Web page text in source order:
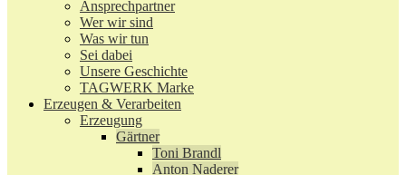
Ansprechpartner
Wer wir sind
Was wir tun
Sei dabei
Unsere Geschichte
TAGWERK Marke
Erzeugen & Verarbeiten
Erzeugung
Gärtner
Toni Brandl
Anton Naderer